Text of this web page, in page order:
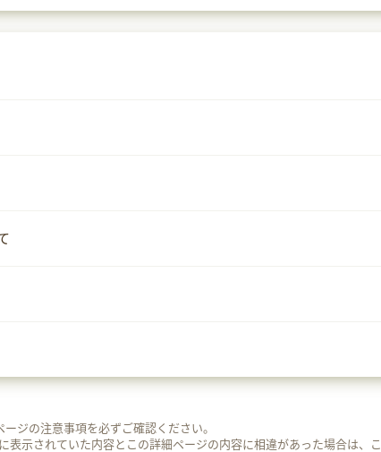
ジの注意事項を必ずご確認ください。
表示されていた内容とこの詳細ページの内容に相違があった場合は、